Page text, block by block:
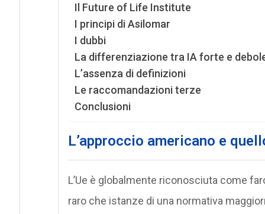
Il Future of Life Institute
I principi di Asilomar
I dubbi
La differenziazione tra IA forte e
L’assenza di definizioni
Le raccomandazioni terze
Conclusioni
L’approccio americano e
L’Ue è globalmente riconosciuta come
raro che istanze di una normativa